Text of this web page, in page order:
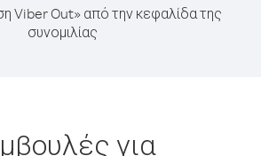
Viber Out» από την κεφαλίδα της
συνομιλίας
για